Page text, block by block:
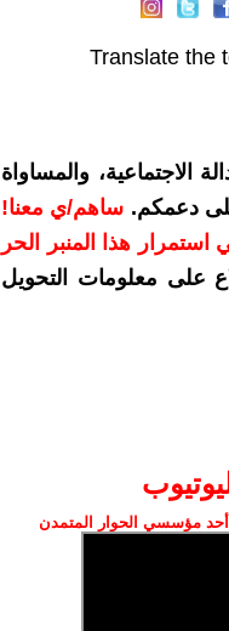
Translate the
والمساواة
دعمكم. ساهم/ي معنا!
في استمرار هذا المنبر الحر
على معلومات التحويل
مؤسسي الحوار المتمدن